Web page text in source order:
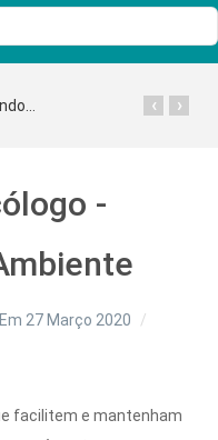
›
‹
-
27 Março 2020
facilitem e mantenham